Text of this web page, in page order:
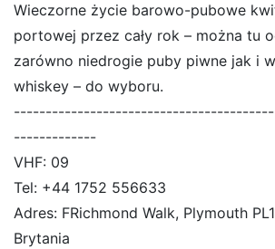
Wieczorne życie barowo-pubowe
portowej przez cały rok – można tu
zarówno niedrogie puby piwne jak i
whiskey – do wyboru.
-------------
VHF: 09
Tel: +44 1752 556633
Adres: FRichmond Walk, Plymouth
Brytania